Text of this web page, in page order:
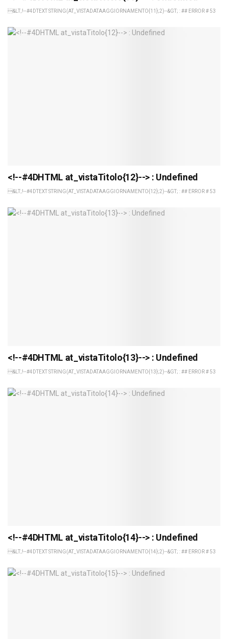
&LT;!--#4DTEXT STRING(AT_VISTADATAAGGIORNAMENTO{11};2)--&GT; : ## ERROR # 53
<!--#4DHTML at_vistaTitolo{12}--> : Undefined
&LT;!--#4DTEXT STRING(AT_VISTADATAAGGIORNAMENTO{12};2)--&GT; : ## ERROR # 53
<!--#4DHTML at_vistaTitolo{13}--> : Undefined
&LT;!--#4DTEXT STRING(AT_VISTADATAAGGIORNAMENTO{13};2)--&GT; : ## ERROR # 53
<!--#4DHTML at_vistaTitolo{14}--> : Undefined
&LT;!--#4DTEXT STRING(AT_VISTADATAAGGIORNAMENTO{14};2)--&GT; : ## ERROR # 53